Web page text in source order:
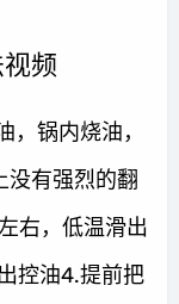
频
锅内烧油，
没有强烈的翻
右，低温滑出
控油4.提前把